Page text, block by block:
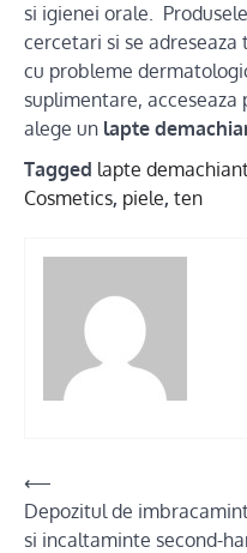
si igienei orale.
cercetari si se
cu probleme
suplimentare,
alege un lapte
Tagged lapte
Cosmetics, piele, ten
Post
navigation
⟵
Depozitul de
si incaltaminte second-